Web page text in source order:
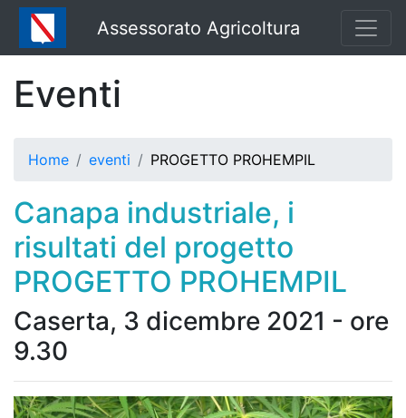
Assessorato Agricoltura
Eventi
Home eventi PROGETTO PROHEMPIL
Canapa industriale, i
risultati del progetto
PROGETTO PROHEMPIL
Caserta, 3 dicembre 2021 - ore
9.30